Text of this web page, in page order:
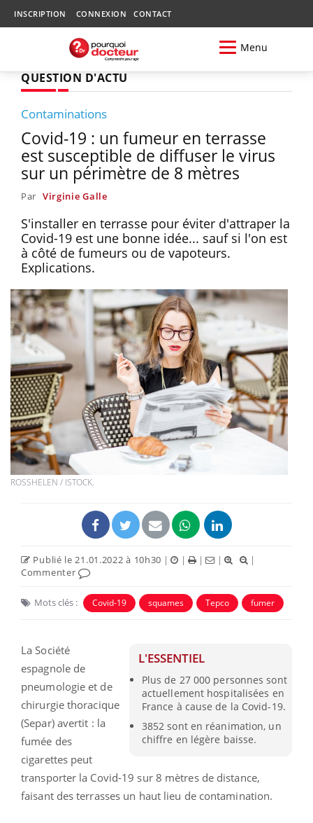
INSCRIPTION CONNEXION CONTACT
Menu
QUESTION D'ACTU
Contaminations
Covid-19 : un fumeur en terrasse
est susceptible de diffuser le virus
sur un périmètre de 8 mètres
Par Virginie Galle
S'installer en terrasse pour éviter d'attraper la
Covid-19 est une bonne idée... sauf si l'on est
à côté de fumeurs ou de vapoteurs.
Explications.
ROSSHELEN / ISTOCK.
Publié le 21.01.2022 à 10h30 | | | |
|
Commenter
Mots clés : Covid-19 squames Tepco fumer
L'ESSENTIEL
Plus de 27 000 personnes sont
actuellement hospitalisées en
France à cause de la Covid-19.
3852 sont en réanimation, un
chiffre en légère baisse.
La Société
espagnole de
pneumologie et de
chirurgie thoracique
(Separ) avertit : la
fumée des
cigarettes peut
transporter la Covid-19 sur 8 mètres de distance,
faisant des terrasses un haut lieu de contamination.